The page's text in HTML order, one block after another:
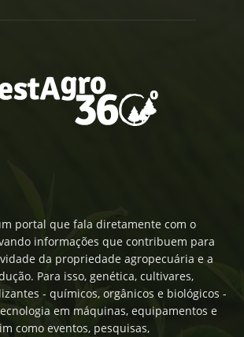
portal que fala diretamente com o
informações que contribuem para
da propriedade agropecuária e a
Para isso, genética, cultivares,
- químicos, orgânicos e biológicos -
em máquinas, equipamentos e
como eventos, pesquisas,